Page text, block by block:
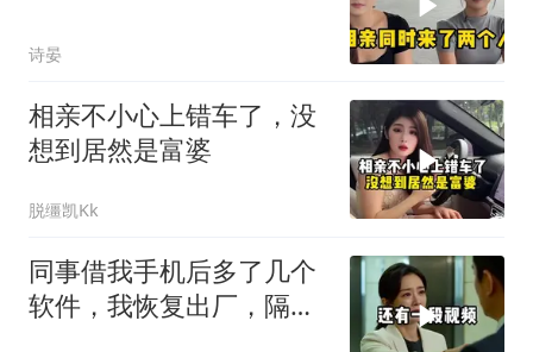
诗晏
相亲不小心上错车了，没
想到居然是富婆
脱缰凯Kk
同事借我手机后多了几个
软件，我恢复出厂，隔壁